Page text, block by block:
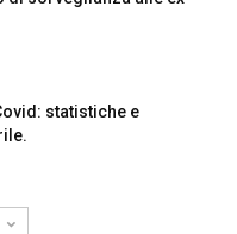
statistiche e